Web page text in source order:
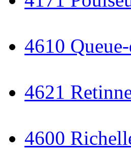
4610
4621
4600